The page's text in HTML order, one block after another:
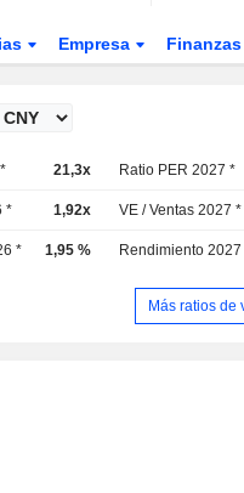
Empresa Finanzas
21,3x Ratio PER 2027 *
* 1,92x VE / Ventas 2027 *
* 1,95 % Rendimiento 2027
Más ratios de